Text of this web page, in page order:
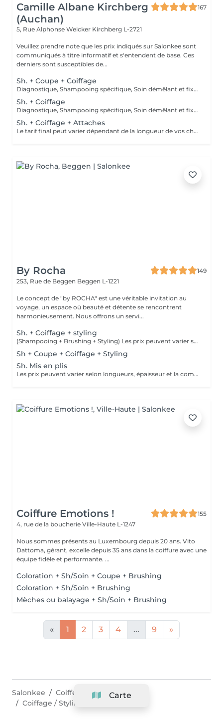
Camille Albane Kirchberg
(Auchan)
167
5, Rue Alphonse Weicker Kirchberg L-2721
Veuillez prendre note que les prix indiqués sur Salonkee sont
communiqués à titre informatif et s'entendent de base. Ces
derniers sont susceptibles de...
Sh. + Coupe + Coiffage
Diagnostique, Shampooing spécifique, Soin démêlant et fixation inclus. Veuillez prendre note que les prix indiqués sur Salonkee sont communiqués à titre informatif et s'entendent de base. Ces derniers sont susceptibles de varier selon le diagnostic réalisé à votre arrivée au salon et l'expertise du professionnel à qui vous confiez votre beauté. Dans tous les cas, un devis précis vous sera proposé et toutes réalisations de prestations seront effectuées avec votre accord.
Sh. + Coiffage
Diagnostique, Shampooing spécifique, Soin démêlant et fixation inclus. Veuillez prendre note que les prix indiqués sur Salonkee sont communiqués à titre informatif et s'entendent de base. Ces derniers sont susceptibles de varier selon le diagnostic réalisé à votre arrivée au salon et l'expertise du professionnel à qui vous confiez votre beauté. Dans tous les cas, un devis précis vous sera proposé et toutes réalisations de prestations seront effectuées avec votre accord.
Sh. + Coiffage + Attaches
Le tarif final peut varier dépendant de la longueur de vos cheveux ainsi que des soins et produits utilisés.
By Rocha
149
253, Rue de Beggen Beggen L-1221
Le concept de "by ROCHA" est une véritable invitation au
voyage, un espace où beauté et détente se rencontrent
harmonieusement. Nous offrons un servi...
Sh. + Coiffage + styling
(Shampooing + Brushing + Styling) Les prix peuvent varier selon longueurs, épaisseur et la complexité du travail.
Sh + Coupe + Coiffage + Styling
Sh. Mis en plis
Les prix peuvent varier selon longueurs, épaisseur et la complexité du travail.
Coiffure Emotions !
155
4, rue de la boucherie Ville-Haute L-1247
Nous sommes présents au Luxembourg depuis 20 ans. Vito
Dattoma, gérant, excelle depuis 35 ans dans la coiffure avec une
équipe fidèle et performante. ...
Coloration + Sh/Soin + Coupe + Brushing
Coloration + Sh/Soin + Brushing
Mèches ou balayage + Sh/Soin + Brushing
« 1 2 3 4 ... 9 »
Carte
Salonkee Coiffeurs
Bereldange
Coiffage / Styling